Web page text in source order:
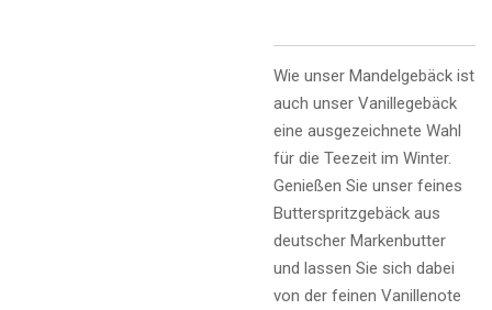
Wie unser Mandelgebäck ist
auch unser Vanillegebäck
eine ausgezeichnete Wahl
für die Teezeit im Winter.
Genießen Sie unser feines
Butterspritzgebäck aus
deutscher Markenbutter
und lassen Sie sich dabei
von der feinen Vanillenote